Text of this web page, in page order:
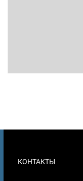
В
КОНТАКТЫ